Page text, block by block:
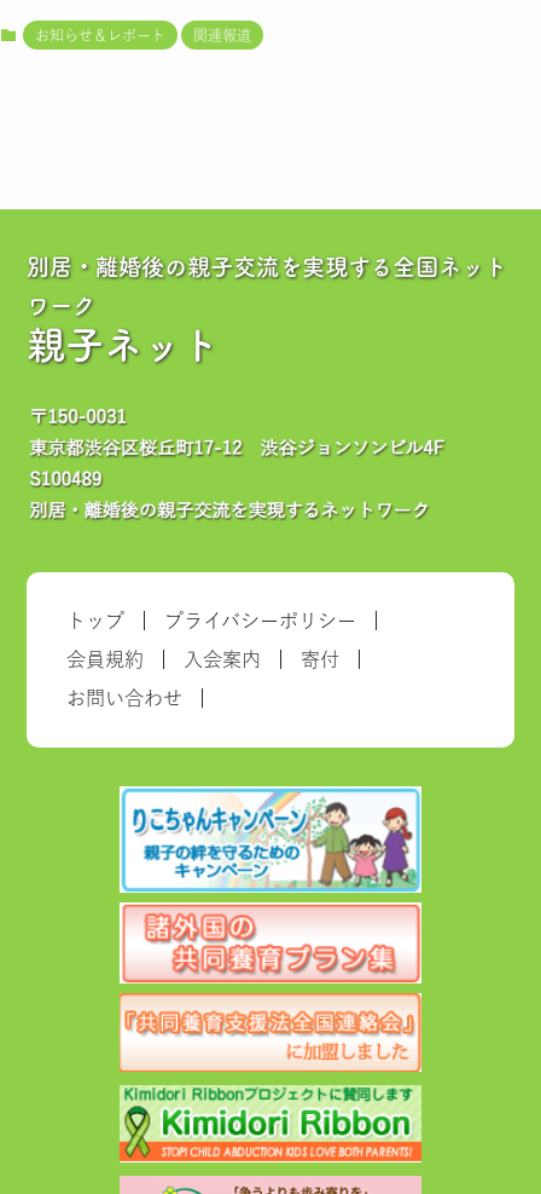
お知らせ＆レポート 関連報道
別居・離婚後の親子交流を実現する全国ネット
ワーク
親子ネット
トップ プライバシーポリシー
会員規約 入会案内 寄付
お問い合わせ